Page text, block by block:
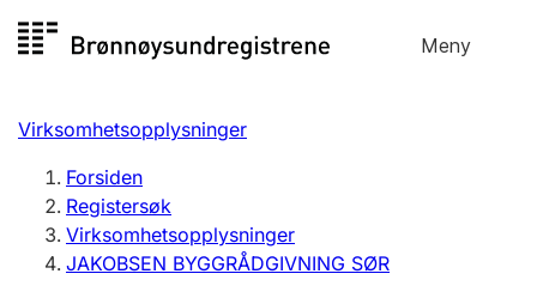
til
Meny
Registersøk
Aksjeselskap
Enkeltpersonforetak
Registrere, endre, slette
Virksomhetsopplysninger
Forsiden
Registersøk
Virksomhetsopplysninger
JAKOBSEN BYGGRÅDGIVNING SØR